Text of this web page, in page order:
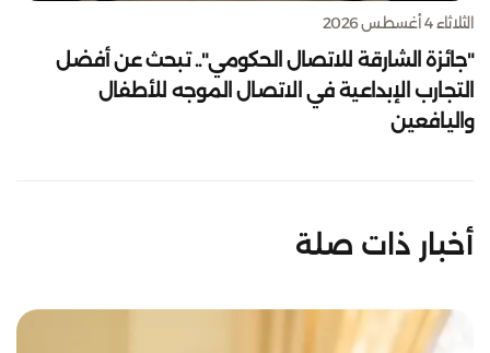
الثلاثاء 4 أغسطس 2026
"جائزة الشارقة للاتصال الحكومي".. تبحث عن أفضل
التجارب الإبداعية في الاتصال الموجه للأطفال
واليافعين
أخبار ذات صلة